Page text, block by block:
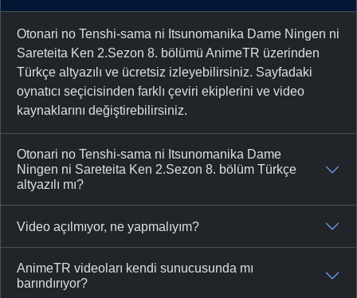
Otonari no Tenshi-sama ni Itsunomanika Dame Ningen ni
Sareteita Ken 2.Sezon 8. bölümü AnimeTR üzerinden
Türkçe altyazılı ve ücretsiz izleyebilirsiniz. Sayfadaki
oynatıcı seçicisinden farklı çeviri ekiplerini ve video
kaynaklarını değiştirebilirsiniz.
Otonari no Tenshi-sama ni Itsunomanika Dame
Ningen ni Sareteita Ken 2.Sezon 8. bölüm Türkçe
altyazılı mı?
Video açılmıyor, ne yapmalıyım?
AnimeTR videoları kendi sunucusunda mı
barındırıyor?